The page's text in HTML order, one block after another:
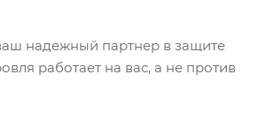
надежный партнер в защите
работает на вас, а не против